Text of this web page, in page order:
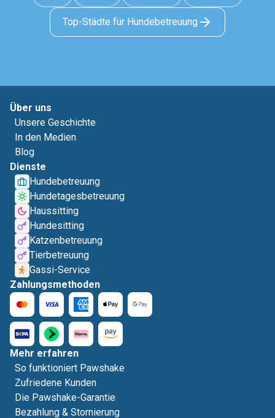
Top-Städte für Hundebetreuung
Über uns
Unsere Geschichte
In den Medien
Blog
Dienste
Hundebetreuung
Hundetagesbetreuung
Haussitting
Hundesitting
Katzenbetreuung
Tierbetreuung
Gassi-Service
Zahlungsmethoden
Mehr erfahren
So funktioniert Pawshake
Zufriedene Kunden
Die Pawshake-Garantie
Bezahlung & Stornierung